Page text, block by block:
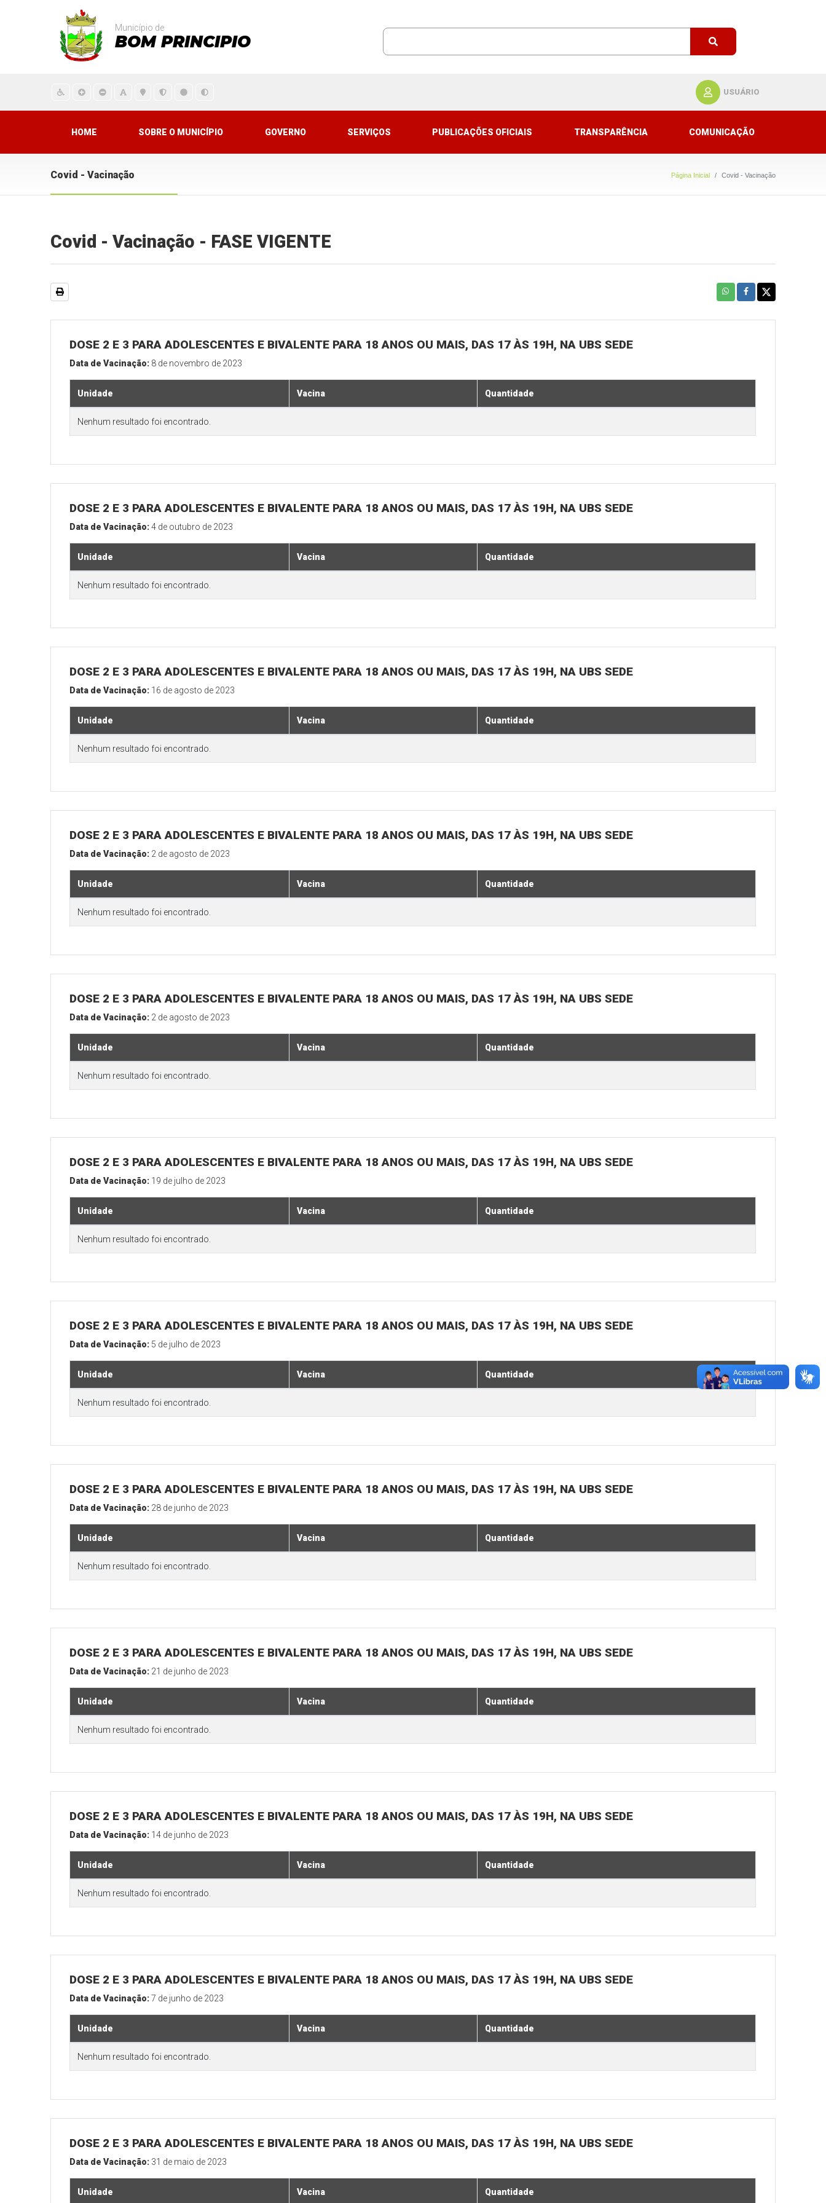
Município de
BOM PRINCIPIO
USUÁRIO
HOME SOBRE O MUNICÍPIO GOVERNO SERVIÇOS PUBLICAÇÕES OFICIAIS TRANSPARÊNCIA COMUNICAÇÃO
Covid - Vacinação Página Inicial Covid - Vacinação
Covid - Vacinação - FASE VIGENTE
DOSE 2 E 3 PARA ADOLESCENTES E BIVALENTE PARA 18 ANOS OU MAIS, DAS 17 ÀS 19H, NA UBS SEDE
Data de Vacinação: 8 de novembro de 2023
Unidade Vacina Quantidade
Nenhum resultado foi encontrado.
DOSE 2 E 3 PARA ADOLESCENTES E BIVALENTE PARA 18 ANOS OU MAIS, DAS 17 ÀS 19H, NA UBS SEDE
Data de Vacinação:4 de outubro de 2023
Unidade Vacina Quantidade
Nenhum resultado foi encontrado.
DOSE 2 E 3 PARA ADOLESCENTES E BIVALENTE PARA 18 ANOS OU MAIS, DAS 17 ÀS 19H, NA UBS SEDE
Data de Vacinação: 16 de agosto de 2023
Unidade Vacina Quantidade
Nenhum resultado foi encontrado.
DOSE 2 E 3 PARA ADOLESCENTES E BIVALENTE PARA 18 ANOS OU MAIS, DAS 17 ÀS 19H, NA UBS SEDE
Data de Vacinação: 2 de agosto de 2023
Unidade Vacina Quantidade
Nenhum resultado foi encontrado.
DOSE 2 E 3 PARA ADOLESCENTES E BIVALENTE PARA 18 ANOS OU MAIS, DAS 17 ÀS 19H, NA UBS SEDE
Data de Vacinação: 2 de agosto de 2023
Unidade Vacina Quantidade
Nenhum resultado foi encontrado.
DOSE 2 E 3 PARA ADOLESCENTES E BIVALENTE PARA 18 ANOS OU MAIS, DAS 17 ÀS 19H, NA UBS SEDE
Data de Vacinação: 19 de julho de 2023
Unidade Vacina Quantidade
Nenhum resultado foi encontrado.
DOSE 2 E 3 PARA ADOLESCENTES E BIVALENTE PARA 18 ANOS OU MAIS, DAS 17 ÀS 19H, NA UBS SEDE
Data de Vacinação: 5 de julho de 2023
Unidade Vacina Quantidade
Nenhum resultado foi encontrado.
DOSE 2 E 3 PARA ADOLESCENTES E BIVALENTE PARA 18 ANOS OU MAIS, DAS 17 ÀS 19H, NA UBS SEDE
Data de Vacinação: 28 de junho de 2023
Unidade Vacina Quantidade
Nenhum resultado foi encontrado.
DOSE 2 E 3 PARA ADOLESCENTES E BIVALENTE PARA 18 ANOS OU MAIS, DAS 17 ÀS 19H, NA UBS SEDE
Data de Vacinação: 21 de junho de 2023
Unidade Vacina Quantidade
Nenhum resultado foi encontrado.
DOSE 2 E 3 PARA ADOLESCENTES E BIVALENTE PARA 18 ANOS OU MAIS, DAS 17 ÀS 19H, NA UBS SEDE
Data de Vacinação: 14 de junho de 2023
Unidade Vacina Quantidade
Nenhum resultado foi encontrado.
DOSE 2 E 3 PARA ADOLESCENTES E BIVALENTE PARA 18 ANOS OU MAIS, DAS 17 ÀS 19H, NA UBS SEDE
Data de Vacinação:7 de junho de 2023
Unidade Vacina Quantidade
Nenhum resultado foi encontrado.
DOSE 2 E 3 PARA ADOLESCENTES E BIVALENTE PARA 18 ANOS OU MAIS, DAS 17 ÀS 19H, NA UBS SEDE
Data de Vacinação: 31 de maio de 2023
Unidade Vacina Quantidade